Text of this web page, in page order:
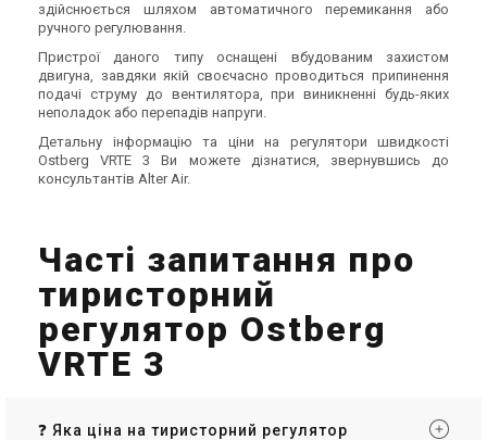
здійснюється шляхом автоматичного перемикання або
ручного регулювання.
Пристрої даного типу оснащені вбудованим захистом
двигуна, завдяки якій своєчасно проводиться припинення
подачі струму до вентилятора, при виникненні будь-яких
неполадок або перепадів напруги.
Детальну інформацію та ціни на регулятори швидкості
Ostberg VRTE 3 Ви можете дізнатися, звернувшись до
консультантів Alter Air.
Часті запитання про
тиристорний
регулятор Ostberg
VRTE 3
❓ Яка ціна на тиристорний регулятор